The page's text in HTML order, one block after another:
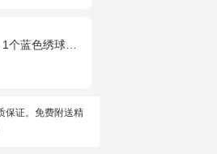
桔梗、绿叶搭配
保证。免费附送精